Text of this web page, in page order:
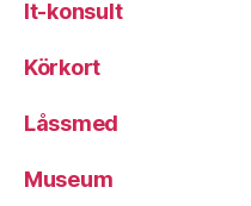
It-konsult
Körkort
Låssmed
Museum